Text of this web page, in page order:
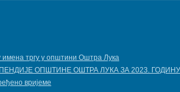
тргу у општини Оштра Лука
OПШТИНЕ ОШТРА ЛУКА ЗА 2023. ГОДИНУ
вријеме